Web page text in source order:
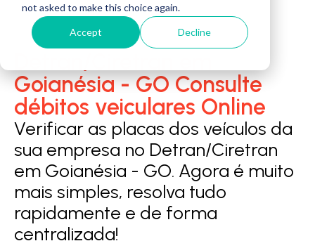
not asked to make this choice again.
Accept Decline
Goianésia - GO Consulte
débitos veiculares Online
Verificar as placas dos veículos da
sua empresa no Detran/Ciretran
em Goianésia - GO. Agora é muito
mais simples, resolva tudo
rapidamente e de forma
centralizada!